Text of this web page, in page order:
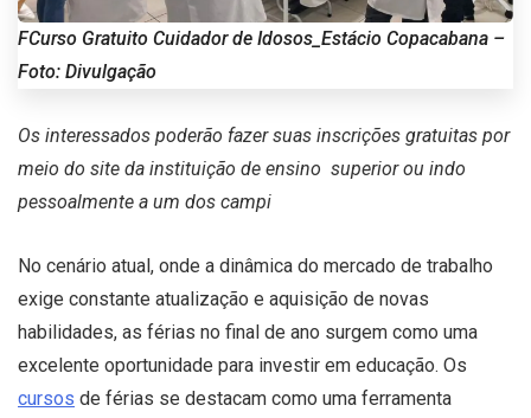
FCurso Gratuito Cuidador de Idosos_Estácio Copacabana –
Foto: Divulgação
Os interessados poderão fazer suas inscrições gratuitas por
meio do site da instituição de ensino superior ou indo
pessoalmente a um dos campi
No cenário atual, onde a dinâmica do mercado de trabalho
exige constante atualização e aquisição de novas
habilidades, as férias no final de ano surgem como uma
excelente oportunidade para investir em educação. Os
cursos de férias se destacam como uma ferramenta